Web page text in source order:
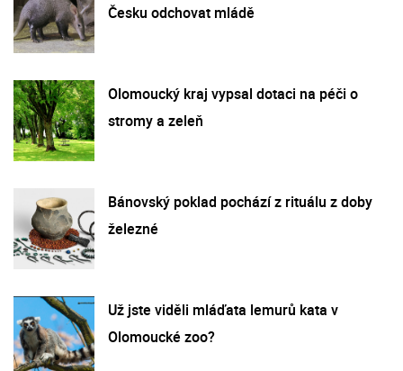
Česku odchovat mládě
Olomoucký kraj vypsal dotaci na péči o
stromy a zeleň
Bánovský poklad pochází z rituálu z doby
železné
Už jste viděli mláďata lemurů kata v
Olomoucké zoo?